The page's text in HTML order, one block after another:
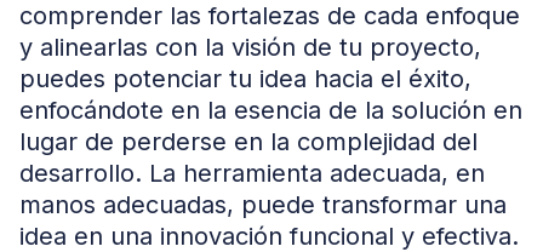
comprender las fortalezas de cada enfoque
y alinearlas con la visión de tu proyecto,
puedes potenciar tu idea hacia el éxito,
enfocándote en la esencia de la solución en
lugar de perderse en la complejidad del
desarrollo. La herramienta adecuada, en
manos adecuadas, puede transformar una
idea en una innovación funcional y efectiva.